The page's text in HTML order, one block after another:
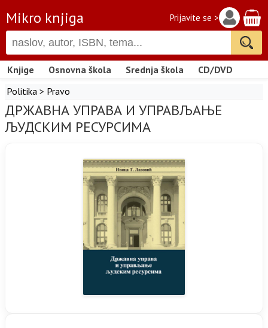
Mikro knjiga Prijavite se >
Knjige Osnovna škola Srednja škola
CD/DVD
Politika > Pravo
ДРЖАВНА УПРАВА И УПРАВЉАЊЕ
ЉУДСКИМ РЕСУРСИМА